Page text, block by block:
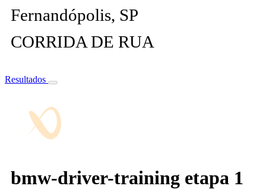
Fernandópolis, SP
CORRIDA DE RUA
Resultados
bmw-driver-training etapa 1